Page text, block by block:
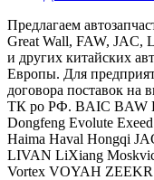
Предлагаем
Great Wall, FAW, JAC,
и других китайских
Европы. Для
договора поставок на
ТК ро РФ. BAIC BAW
Dongfeng Evolute
Haima Haval Hongqi
LIVAN LiXiang
Vortex VOYAH